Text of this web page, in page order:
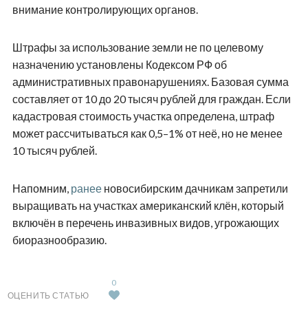
внимание контролирующих органов.
Штрафы за использование земли не по целевому
назначению установлены Кодексом РФ об
административных правонарушениях. Базовая сумма
составляет от 10 до 20 тысяч рублей для граждан. Если
кадастровая стоимость участка определена, штраф
может рассчитываться как 0,5–1% от неё, но не менее
10 тысяч рублей.
Напомним, ранееновосибирским дачникам запретили
выращивать на участках американский клён, который
включён в перечень инвазивных видов, угрожающих
биоразнообразию.
ОЦЕНИТЬ СТАТЬЮ
0